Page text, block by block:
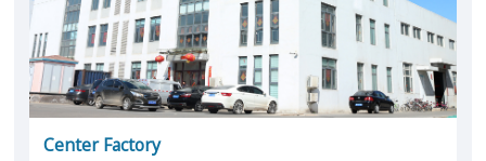
Center Factory